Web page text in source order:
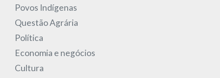
Povos Indígenas
Questão Agrária
Política
Economia e negócios
Cultura